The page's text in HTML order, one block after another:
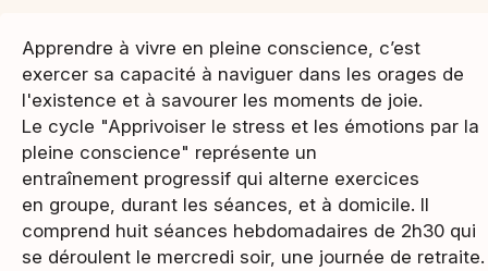
Apprendre à vivre en pleine conscience, c’est
exercer sa capacité à naviguer dans les orages de
l'existence et à savourer les moments de joie.
Le cycle "Apprivoiser le stress et les émotions par la
pleine conscience" représente un
entraînement progressif qui alterne exercices
en groupe, durant les séances, et à domicile. Il
comprend huit séances hebdomadaires de 2h30 qui
se déroulent le mercredi soir, une journée de retraite.